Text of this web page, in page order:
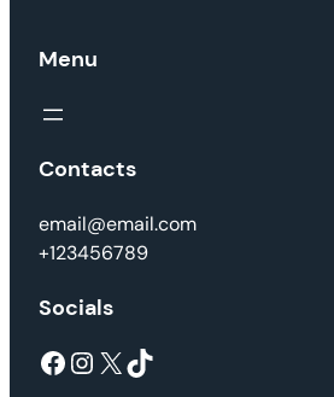
Menu
Contacts
email@email.com
+123456789
Socials